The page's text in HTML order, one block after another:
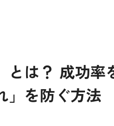
とは？ 成功率
」を防ぐ方法